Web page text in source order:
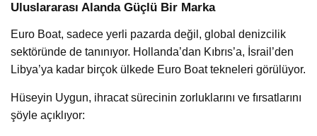
Uluslararası Alanda Güçlü Bir Marka
Euro Boat, sadece yerli pazarda değil, global denizcilik
sektöründe de tanınıyor. Hollanda’dan Kıbrıs’a, İsrail’den
Libya’ya kadar birçok ülkede Euro Boat tekneleri görülüyor.
Hüseyin Uygun, ihracat sürecinin zorluklarını ve fırsatlarını
şöyle açıklıyor: